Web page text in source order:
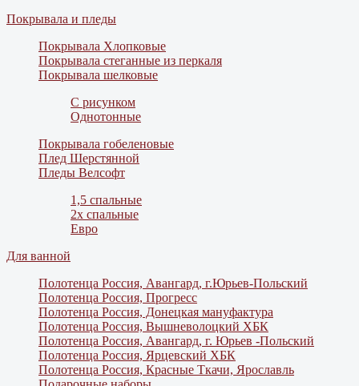
Покрывала и пледы
Покрывала Хлопковые
Покрывала стеганные из перкаля
Покрывала шелковые
С рисунком
Однотонные
Покрывала гобеленовые
Плед Шерстянной
Пледы Велсофт
1,5 спальные
2х спальные
Евро
Для ванной
Полотенца Россия, Авангард, г.Юрьев-Польский
Полотенца Россия, Прогресс
Полотенца Россия, Донецкая мануфактура
Полотенца Россия, Вышневолоцкий ХБК
Полотенца Россия, Авангард, г. Юрьев -Польский
Полотенца Россия, Ярцевский ХБК
Полотенца Россия, Красные Ткачи, Ярославль